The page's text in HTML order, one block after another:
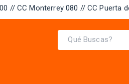
// CC Monterrey 080 // CC Puerta